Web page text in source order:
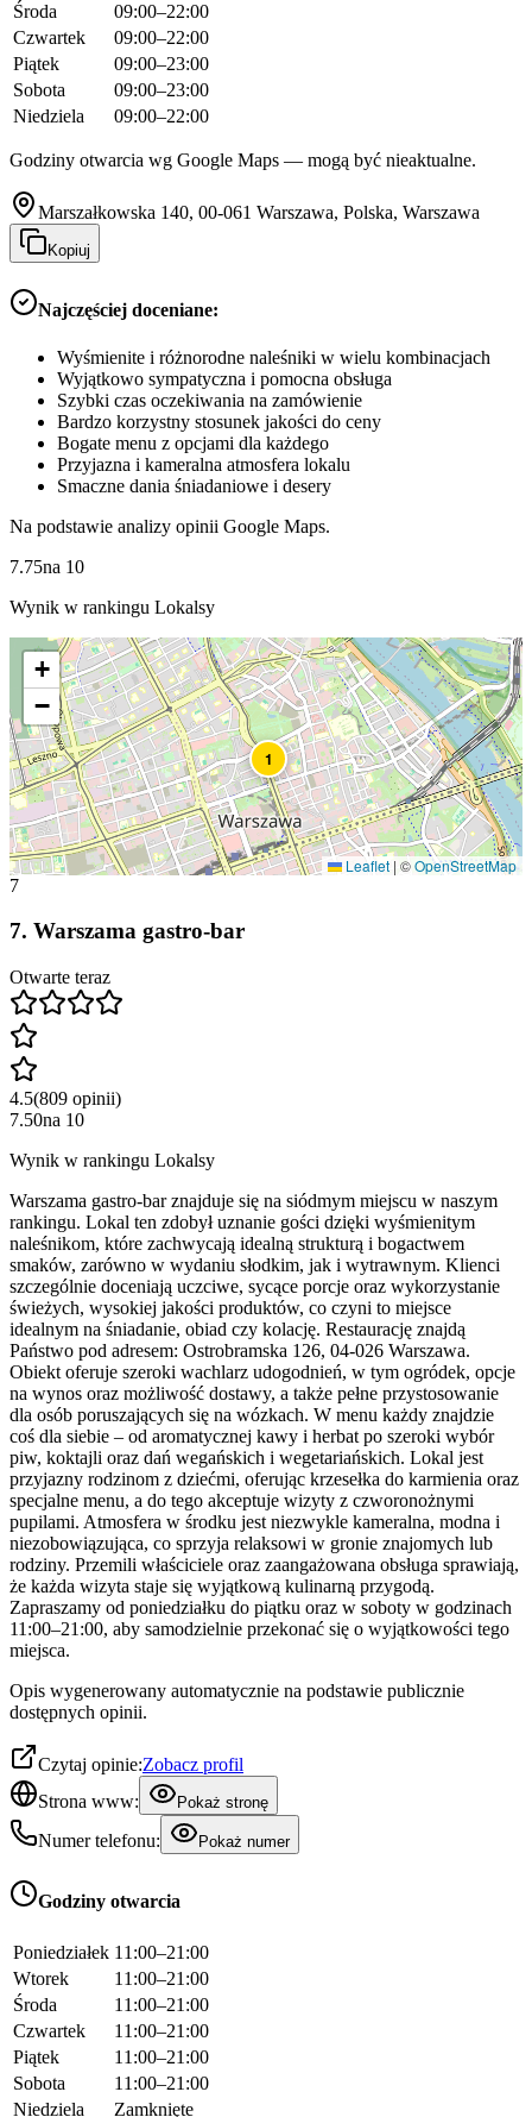
Środa
09:00–22:00
Czwartek
09:00–22:00
Piątek
09:00–23:00
Sobota
09:00–23:00
Niedziela
09:00–22:00
Godziny otwarcia wg Google Maps — mogą być nieaktualne.
Marszałkowska 140, 00-061 Warszawa, Polska, Warszawa
Kopiuj
Najczęściej doceniane:
Wyśmienite i różnorodne naleśniki w wielu kombinacjach
Wyjątkowo sympatyczna i pomocna obsługa
Szybki czas oczekiwania na zamówienie
Bardzo korzystny stosunek jakości do ceny
Bogate menu z opcjami dla każdego
Przyjazna i kameralna atmosfera lokalu
Smaczne dania śniadaniowe i desery
Na podstawie analizy opinii Google Maps.
7.75na 10
Wynik w rankingu Lokalsy
1
+
−
Leaflet | ©OpenStreetMap
7
7. Warszama gastro-bar
Otwarte teraz
4.5(809 opinii)
7.50na 10
Wynik w rankingu Lokalsy
Warszama gastro-bar znajduje się na siódmym miejscu w naszym
rankingu. Lokal ten zdobył uznanie gości dzięki wyśmienitym
naleśnikom, które zachwycają idealną strukturą i bogactwem
smaków, zarówno w wydaniu słodkim, jak i wytrawnym. Klienci
szczególnie doceniają uczciwe, sycące porcje oraz wykorzystanie
świeżych, wysokiej jakości produktów, co czyni to miejsce
idealnym na śniadanie, obiad czy kolację. Restaurację znajdą
Państwo pod adresem: Ostrobramska 126, 04-026 Warszawa.
Obiekt oferuje szeroki wachlarz udogodnień, w tym ogródek, opcje
na wynos oraz możliwość dostawy, a także pełne przystosowanie
dla osób poruszających się na wózkach. W menu każdy znajdzie
coś dla siebie – od aromatycznej kawy i herbat po szeroki wybór
piw, koktajli oraz dań wegańskich i wegetariańskich. Lokal jest
przyjazny rodzinom z dziećmi, oferując krzesełka do karmienia oraz
specjalne menu, a do tego akceptuje wizyty z czworonożnymi
pupilami. Atmosfera w środku jest niezwykle kameralna, modna i
niezobowiązująca, co sprzyja relaksowi w gronie znajomych lub
rodziny. Przemili właściciele oraz zaangażowana obsługa sprawiają,
że każda wizyta staje się wyjątkową kulinarną przygodą.
Zapraszamy od poniedziałku do piątku oraz w soboty w godzinach
11:00–21:00, aby samodzielnie przekonać się o wyjątkowości tego
miejsca.
Opis wygenerowany automatycznie na podstawie publicznie
dostępnych opinii.
Czytaj opinie:Zobacz profil
Strona www:
Pokaż stronę
Numer telefonu: Pokaż numer
Godziny otwarcia
Poniedziałek 11:00–21:00
Wtorek
11:00–21:00
Środa
11:00–21:00
Czwartek
11:00–21:00
Piątek
11:00–21:00
Sobota
11:00–21:00
Niedziela
Zamknięte